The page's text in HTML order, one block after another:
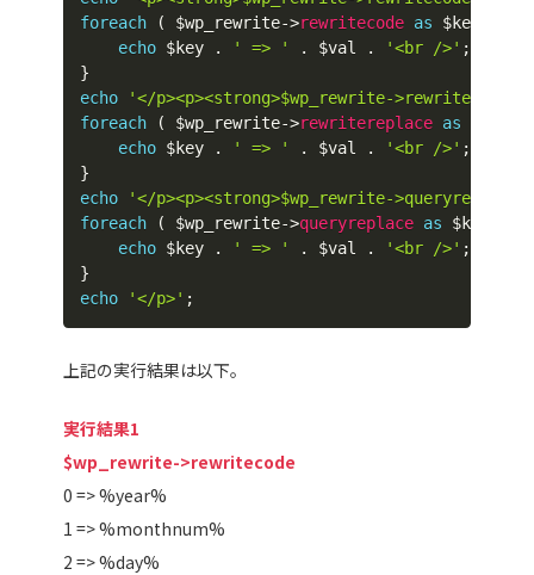
foreach
( $wp_rewrite->rewritecode as $key
echo $key . ' => ' . $val . '<br />' ;
}
echo
'</p><p><strong>$wp_rewrite-
foreach
( $wp_rewrite->rewritereplace as
echo $key . ' => ' . $val . '<br />' ;
}
echo
'</p><p><strong>$wp_rewrite-
foreach
( $wp_rewrite->queryreplace as $key
echo $key . ' => ' . $val . '<br />' ;
}
echo
'</p>' ;
上記の実行結果は以下。
実行結果1
$wp_rewrite->rewritecode
0 => %year%
1 => %monthnum%
2 => %day%